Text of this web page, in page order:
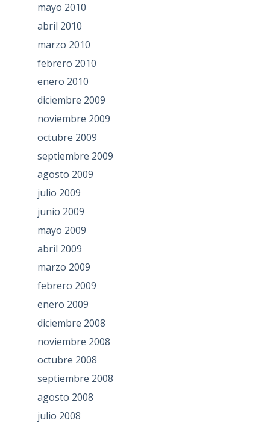
mayo 2010
abril 2010
marzo 2010
febrero 2010
enero 2010
diciembre 2009
noviembre 2009
octubre 2009
septiembre 2009
agosto 2009
julio 2009
junio 2009
mayo 2009
abril 2009
marzo 2009
febrero 2009
enero 2009
diciembre 2008
noviembre 2008
octubre 2008
septiembre 2008
agosto 2008
julio 2008